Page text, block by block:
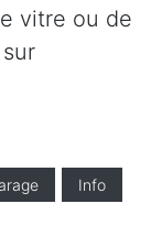
vitre ou de
Info